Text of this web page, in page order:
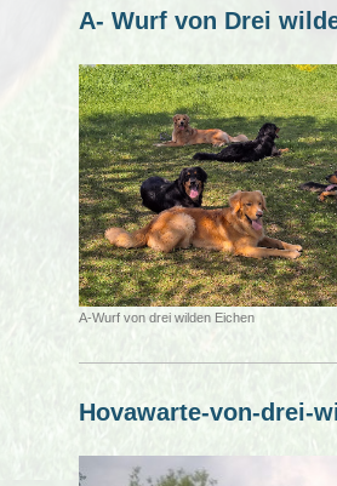
A- Wurf von Drei
A-Wurf von drei wilden Eichen
Hovawarte-von-drei-